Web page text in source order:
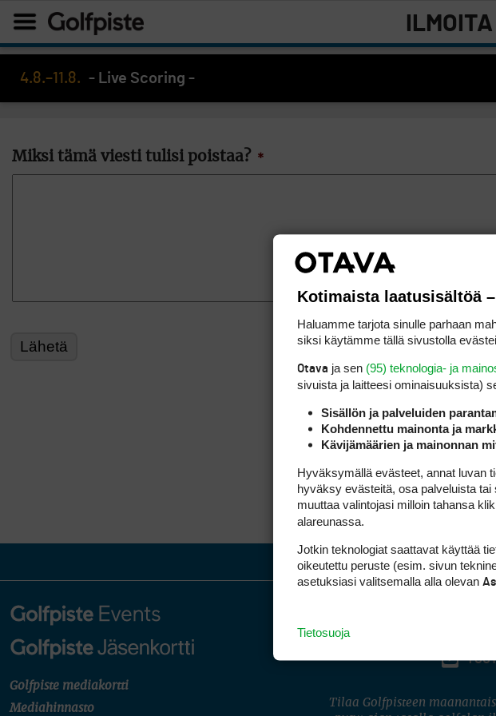
4.8.–11.8. - Live Scoring -
Miksi tämä viesti tulisi poistaa? *
Golfpiste mediakortti
Mediahinnasto
Tilaa Golfpisteen
Kotimaista laatusisältöä
Haluamme tarjota sinulle parhaan
siksi käytämme tällä sivustolla
Otava ja sen (95) teknologia- ja
sivuista ja laitteesi ominaisuuk­sista)
Sisällön ja palveluiden
Kohdennettu mainonta ja
Kävijämäärien ja mainonnan
Hyväksymällä evästeet, annat luvan
hyväksy evästeitä, osa palveluista
muuttaa valintojasi milloin tahansa
alareunassa.
Jotkin teknologiat saattavat käyttää
oikeutettu peruste (esim. sivun
asetuksiasi valitsemalla alla olevan
Tietosuoja